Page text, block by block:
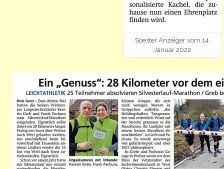
Soester Anzeiger vom 14.
Januar 2022